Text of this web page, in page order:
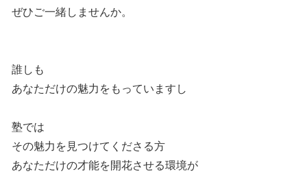
ぜひご一緒しませんか。
誰しも
あなただけの魅力をもっていますし
塾では
その魅力を見つけてくださる方
あなただけの才能を開花させる環境が